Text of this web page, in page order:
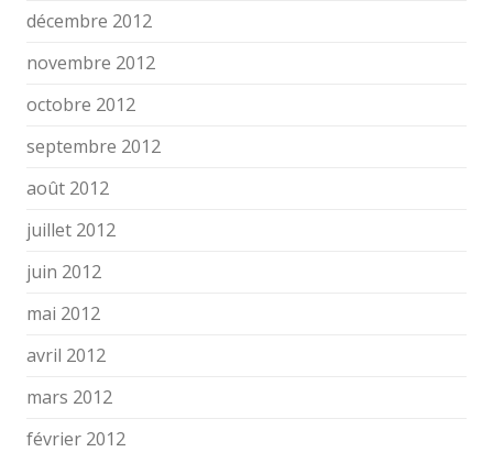
décembre 2012
novembre 2012
octobre 2012
septembre 2012
août 2012
juillet 2012
juin 2012
mai 2012
avril 2012
mars 2012
février 2012